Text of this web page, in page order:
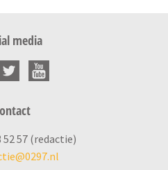
media
52 57 (redactie)